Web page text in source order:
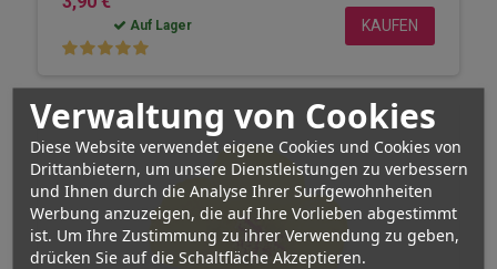
Verwaltung von Cookies
Diese Website verwendet eigene Cookies und Cookies von
Drittanbietern, um unsere Dienstleistungen zu verbessern
und Ihnen durch die Analyse Ihrer Surfgewohnheiten
Werbung anzuzeigen, die auf Ihre Vorlieben abgestimmt
ist. Um Ihre Zustimmung zu ihrer Verwendung zu geben,
drücken Sie auf die Schaltfläche Akzeptieren.
Auf Lager KAUFEN